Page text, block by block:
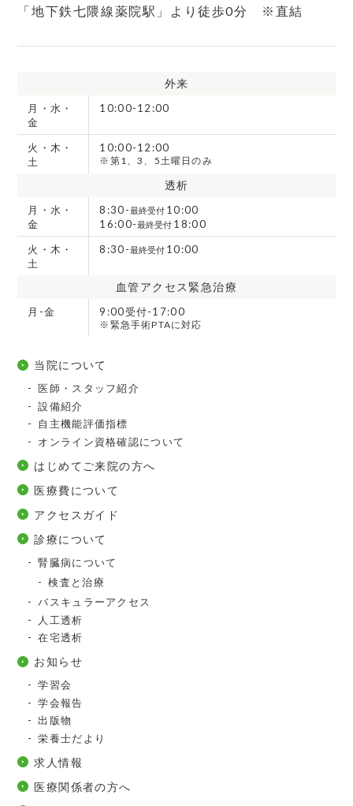
「地下鉄七隈線薬院駅」より徒歩0分 ※直結
外来
月・水・
金
10:00-12:00
火・木・
土
10:00-12:00
※第1、3、5土曜日のみ
透析
月・水・
金
8:30-最終受付 10:00
16:00-最終受付 18:00
火・木・
土
8:30-最終受付 10:00
血管アクセス緊急治療
月-金 9:00受付-17:00
※緊急手術PTAに対応
当院について
医師・スタッフ紹介
設備紹介
自主機能評価指標
オンライン資格確認について
はじめてご来院の方へ
医療費について
アクセスガイド
診療について
腎臓病について
検査と治療
バスキュラーアクセス
人工透析
在宅透析
お知らせ
学習会
学会報告
出版物
栄養士だより
求人情報
医療関係者の方へ